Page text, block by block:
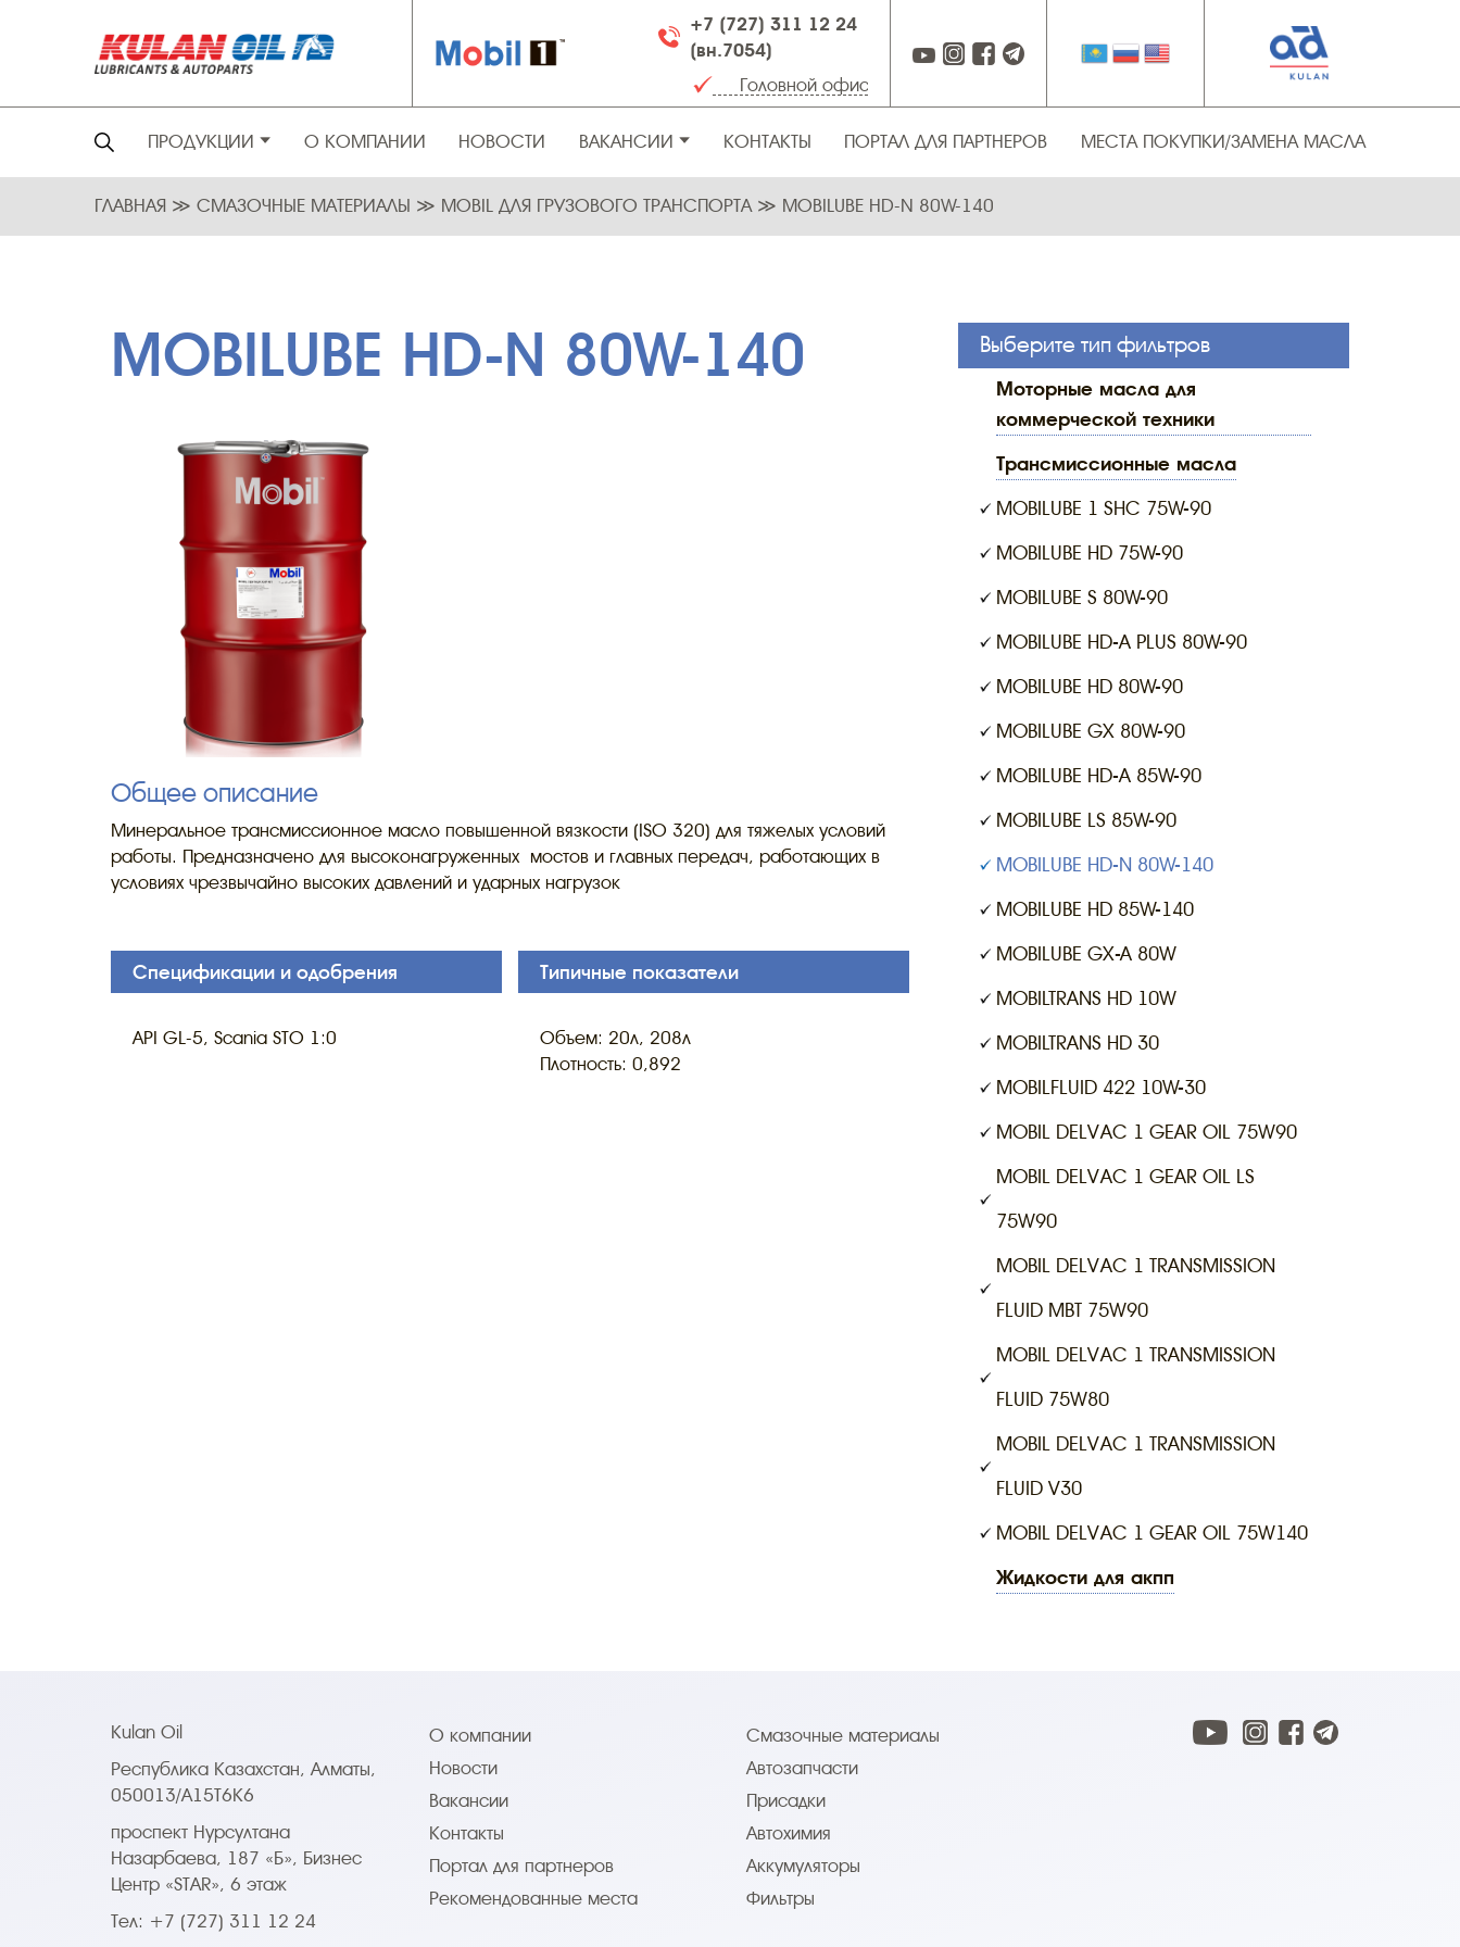
+7 (727) 311 12 24
(вн.7054)
ПРОДУКЦИИ О КОМПАНИИ НОВОСТИ ВАКАНСИИ КОНТАКТЫ ПОРТАЛ ДЛЯ ПАРТНЕРОВ МЕСТА ПОКУПКИ/ЗАМЕНА МАСЛА
ГЛАВНАЯ ≫ СМАЗОЧНЫЕ МАТЕРИАЛЫ ≫ MOBIL ДЛЯ ГРУЗОВОГО ТРАНСПОРТА ≫ MOBILUBE HD-N 80W-140
MOBILUBE HD-N 80W-140
Общее описание
Минеральное трансмиссионное масло повышенной вязкости (ISO 320) для тяжелых условий
работы. Предназначено для высоконагруженных мостов и главных передач, работающих в
условиях чрезвычайно высоких давлений и ударных нагрузок
Спецификации и одобрения
API GL-5, Scania STO 1:0
Типичные показатели
Объем: 20л, 208л
Плотность: 0,892
Выберите тип фильтров
моторные масла для
коммерческой техники
трансмиссионные масла
MOBILUBE 1 SHC 75W-90
MOBILUBE HD 75W-90
MOBILUBE S 80W-90
MOBILUBE HD-A PLUS 80W-90
MOBILUBE HD 80W-90
MOBILUBE GX 80W-90
MOBILUBE HD-A 85W-90
MOBILUBE LS 85W-90
MOBILUBE HD-N 80W-140
MOBILUBE HD 85W-140
MOBILUBE GX-A 80W
MOBILTRANS HD 10W
MOBILTRANS HD 30
MOBILFLUID 422 10W-30
MOBIL DELVAC 1 GEAR OIL 75W90
MOBIL DELVAC 1 GEAR OIL LS
75W90
MOBIL DELVAC 1 TRANSMISSION
FLUID MBT 75W90
MOBIL DELVAC 1 TRANSMISSION
FLUID 75W80
MOBIL DELVAC 1 TRANSMISSION
FLUID V30
MOBIL DELVAC 1 GEAR OIL 75W140
жидкости для акпп
Kulan Oil
Республика Казахстан, Алматы,
050013/A15T6K6
проспект Нурсултана
Назарбаева, 187 «Б», Бизнес
Центр «STAR», 6 этаж
Тел: +7 (727) 311 12 24
О компании
Новости
Вакансии
Контакты
Портал для партнеров
Рекомендованные места
Смазочные материалы
Автозапчасти
Присадки
Автохимия
Аккумуляторы
Фильтры